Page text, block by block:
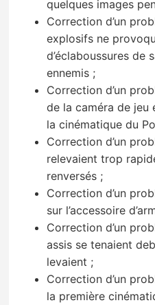
quelques images
Correction d’un
explosifs ne
d’éclaboussures de
ennemis ;
Correction d’un
de la caméra de jeu
la cinématique du
Correction d’un
relevaient trop
renversés ;
Correction d’un
sur l’accessoire
Correction d’un
assis se tenaient
levaient ;
Correction d’un
la première